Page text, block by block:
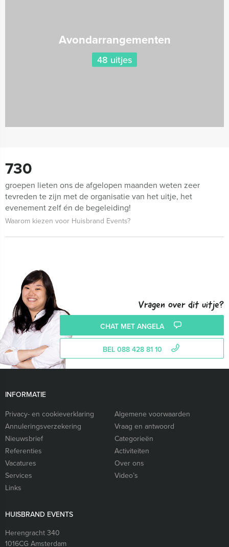
Avondarrangementen
48 uitjes
730
groepen lieten ons de afgelopen maanden weten zeer
tevreden te zijn met de organisatie van het uitje, het
evenement zelf én de begeleiding!
Waarom kiezen voor Huisbrand Events?
Vragen over dit uitje?
CHAT MET ANGELA
BEL 088 428 81 10
INFORMATIE
Privacy- en cookieverklaring
Algemene voorwaarden
Annuleringsverzekering
Vraag en antwoord
Nieuwsbrief
Categorieën
Referenties
Activiteiten
Vacatures
Over ons
Services
Video’s
Links
HUISBRAND EVENTS
Herengracht 340
1016CG Amsterdam